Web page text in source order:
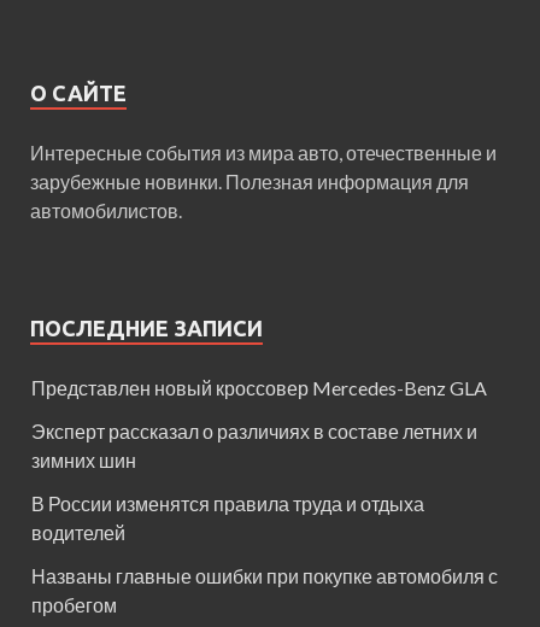
О САЙТЕ
Интересные события из мира авто, отечественные и
зарубежные новинки. Полезная информация для
автомобилистов.
ПОСЛЕДНИЕ ЗАПИСИ
Представлен новый кроссовер Mercedes-Benz GLA
Эксперт рассказал о различиях в составе летних и
зимних шин
В России изменятся правила труда и отдыха
водителей
Названы главные ошибки при покупке автомобиля с
пробегом